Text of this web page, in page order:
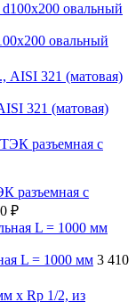
овальный
321 (матовая)
разъемная с
₽
L = 1000 мм 3 410